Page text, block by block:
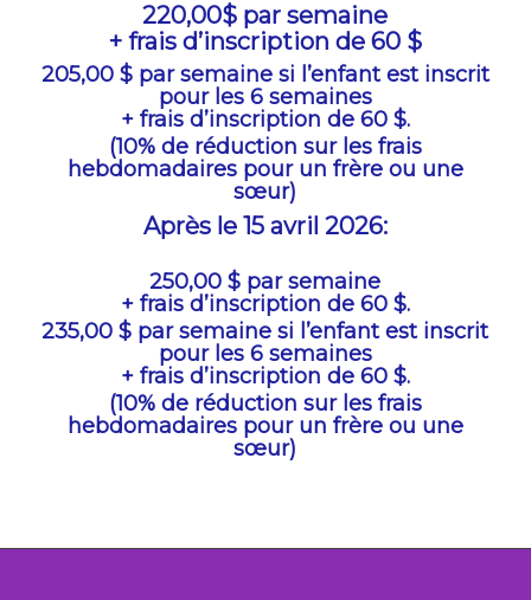
220,00$ par semaine
+ frais d’inscription de 60 $
205,00 $ par semaine si l’enfant est inscrit
pour les 6 semaines
+frais d’inscription de 60 $.
(10% de réduction sur les frais
hebdomadaires pour un frère ou une
sœur)
Après le 15 avril 2026:
250,00 $ par semaine
+ frais d’inscription de 60 $.
235,00 $ par semaine si l’enfant est inscrit
pour les 6 semaines
+frais d’inscription de 60 $.
(10% de réduction sur les frais
hebdomadaires pour un frère ou une
sœur)